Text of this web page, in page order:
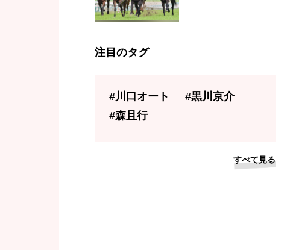
注目のタグ
#川口オート
#黒川京介
#森且行
すべて見る